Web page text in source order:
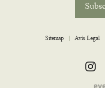
Sitemap | Avís Legal